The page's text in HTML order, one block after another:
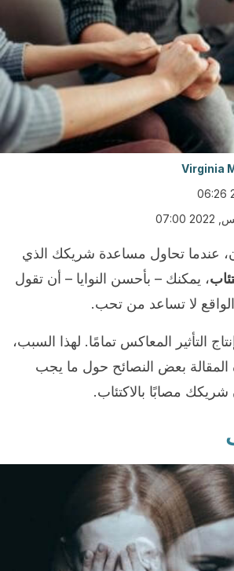
Virginia
عندما تحاول مساعدة شريكك الذي
، يمكنك – بأحسن النوايا – أن تقول
لا تساعد من تحب.
التأثير المعاكس تمامًا. لهذا السبب،
بعض النصائح حول ما يجب
شريكك مصابًا بالاكتئاب.